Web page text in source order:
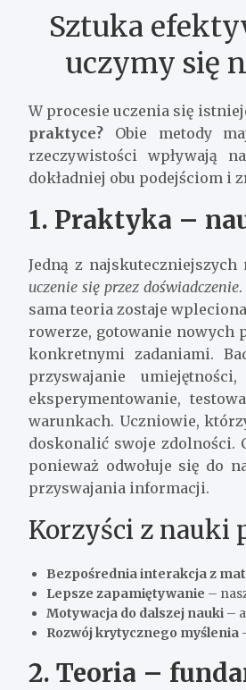
Sztuka
uczymy się
W procesie uczenia się
praktyce? Obie metody
rzeczywistości wpływają
dokładniej obu podejściom i
1. Praktyka –
Jedną z
uczenie się przez doświadczenie.
sama teoria zostaje
rowerze, gotowanie nowych
konkretnymi zadaniami.
przyswajanie
eksperymentowanie,
warunkach. Uczniowie,
doskonalić swoje zdolności.
ponieważ odwołuje się do
przyswajania informacji.
Korzyści z nauki
Bezpośrednia interakcja z
Lepsze zapamiętywanie –
Motywacja do dalszej nauki –
Rozwój krytycznego myślenia
2. Teoria –